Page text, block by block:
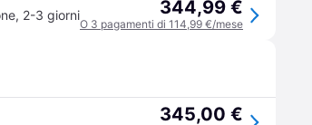
, 2-3 giorni 344,99 €
O 3 pagamenti di 114,99 €/mese
345,00 €